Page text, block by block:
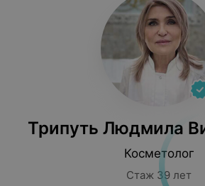
Трипуть Людмила
Косметолог
Стаж 39 лет